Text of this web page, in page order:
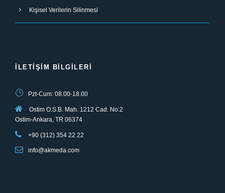
Kişisel Verilerin Silinmesi
İLETIŞIM BILGILERI
Pzt-Cum: 08.00-18.00
Ostim O.S.B. Mah. 1212 Cad. No:2
Ostim-Ankara, TR 06374
+90 (312) 354 22 22
info@akmeda.com